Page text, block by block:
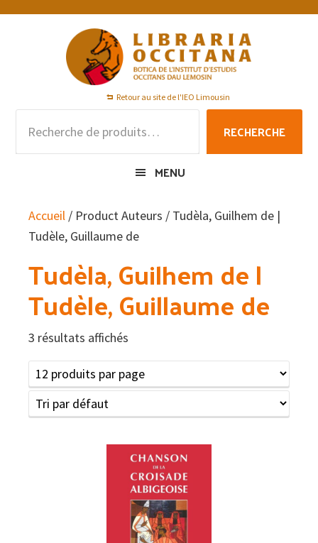
Passer
Passer
Passer
Retour au site de l'IEO Limousin
pour :
RECHERCHE
MENU
Accueil / Product Auteurs / Tudèla, Guilhem de |
Tudèle, Guillaume de
Tudèla, Guilhem de |
Tudèle, Guillaume de
3 résultats affichés